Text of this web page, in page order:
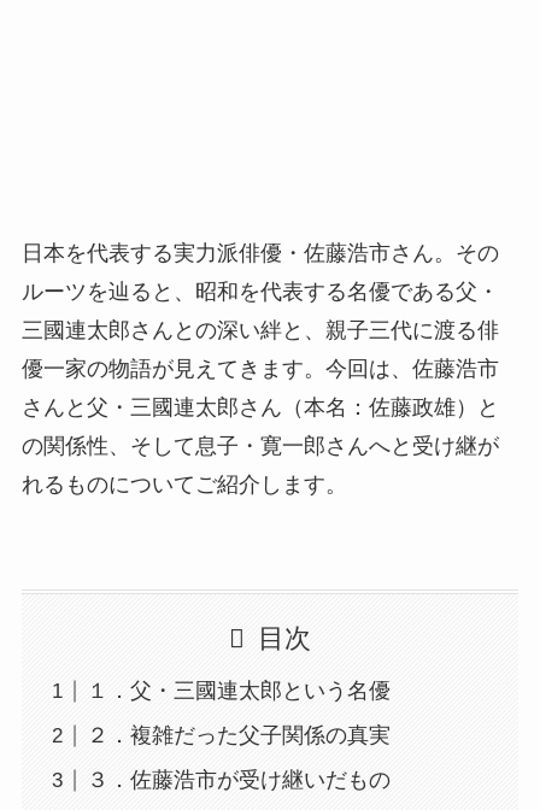
日本を代表する実力派俳優・佐藤浩市さん。その
ルーツを辿ると、昭和を代表する名優である父・
三國連太郎さんとの深い絆と、親子三代に渡る俳
優一家の物語が見えてきます。今回は、佐藤浩市
さんと父・三國連太郎さん（本名：佐藤政雄）と
の関係性、そして息子・寛一郎さんへと受け継が
れるものについてご紹介します。
目次
１．父・三國連太郎という名優
２．複雑だった父子関係の真実
３．佐藤浩市が受け継いだもの